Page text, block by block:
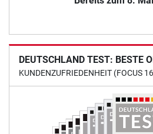
DEUTSCHLAND TEST: BESTE
KUNDENZUFRIEDENHEIT (FOCUS